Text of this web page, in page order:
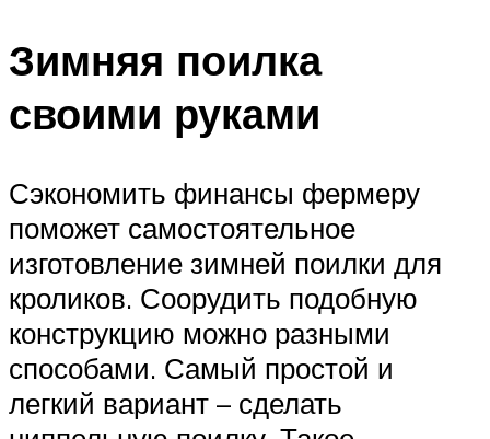
Зимняя поилка
своими руками
Сэкономить финансы фермеру
поможет самостоятельное
изготовление зимней поилки для
кроликов. Соорудить подобную
конструкцию можно разными
способами. Самый простой и
легкий вариант – сделать